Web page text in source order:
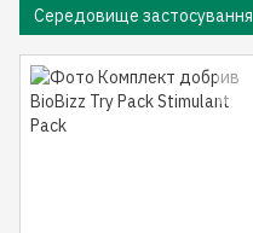
Середовище застосування